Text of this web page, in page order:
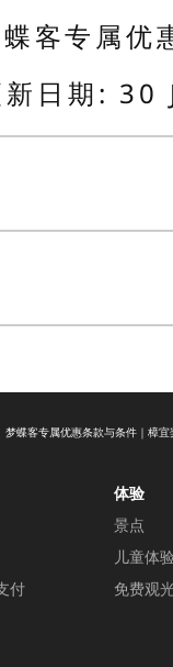
客专属优
新日期: 30
梦蝶客专属优惠条款与条件｜樟宜
付
体验
景点
儿童体验
免费观